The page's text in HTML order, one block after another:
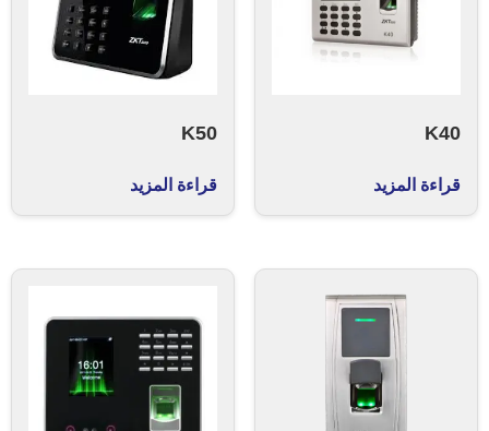
K40
قراءة المزيد
K50
قراءة المزيد